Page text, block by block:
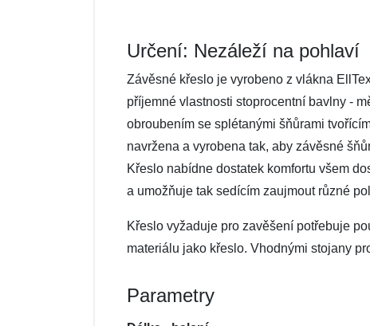
Určení: Nezáleží na pohlaví
Závěsné křeslo je vyrobeno z vlákna
příjemné vlastnosti stoprocentní bavlny -
obroubením se splétanými šňůrami
navržena a vyrobena tak, aby závěsné
Křeslo nabídne dostatek komfortu všem
a umožňuje tak sedícím zaujmout různé
Křeslo vyžaduje pro zavěšení potřebuje
materiálu jako křeslo. Vhodnými stojany
Parametry